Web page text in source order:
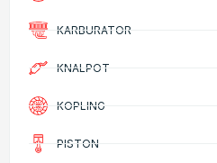
KARBURATOR
KNALPOT
KOPLING
PISTON